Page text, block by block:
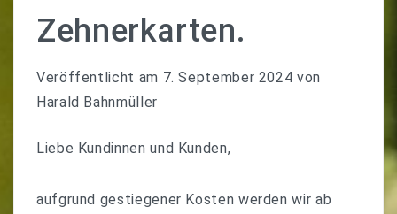
Zehnerkarten.
Veröffentlicht am 7. September 2024 von
Harald Bahnmüller
Liebe Kundinnen und Kunden,
aufgrund gestiegener Kosten werden wir ab